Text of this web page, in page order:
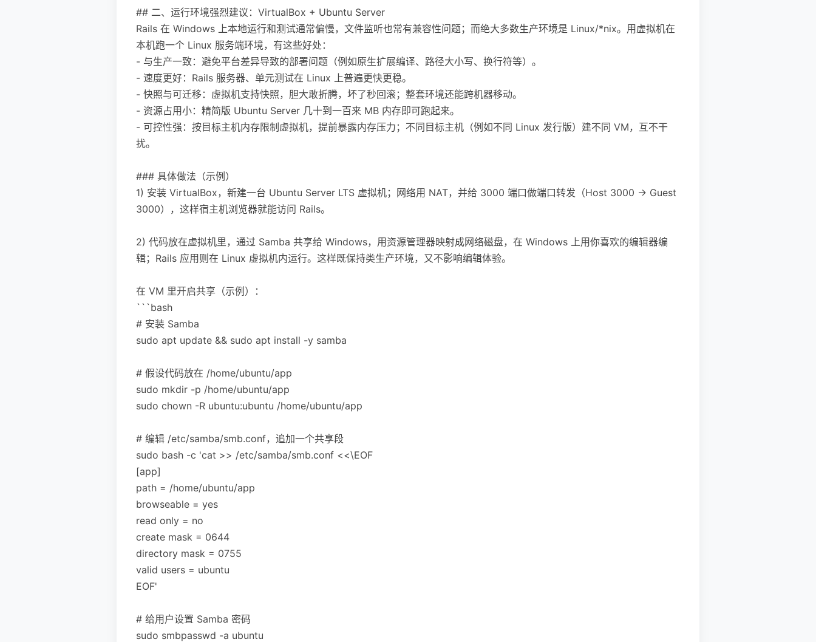
## 二、运行环境强烈建议：VirtualBox + Ubuntu Server
Rails 在 Windows 上本地运行和测试通常偏慢，文件监听也常有兼容性问题；而绝大多数生产环境是 Linux/*nix。用虚拟机在
本机跑一个 Linux 服务端环境，有这些好处：
- 与生产一致：避免平台差异导致的部署问题（例如原生扩展编译、路径大小写、换行符等）。
- 速度更好：Rails 服务器、单元测试在 Linux 上普遍更快更稳。
- 快照与可迁移：虚拟机支持快照，胆大敢折腾，坏了秒回滚；整套环境还能跨机器移动。
- 资源占用小：精简版 Ubuntu Server 几十到一百来 MB 内存即可跑起来。
- 可控性强：按目标主机内存限制虚拟机，提前暴露内存压力；不同目标主机（例如不同 Linux 发行版）建不同 VM，互不干
扰。
### 具体做法（示例）
1) 安装 VirtualBox，新建一台 Ubuntu Server LTS 虚拟机；网络用 NAT，并给 3000 端口做端口转发（Host 3000 → Guest
3000），这样宿主机浏览器就能访问 Rails。
2) 代码放在虚拟机里，通过 Samba 共享给 Windows，用资源管理器映射成网络磁盘，在 Windows 上用你喜欢的编辑器编
辑；Rails 应用则在 Linux 虚拟机内运行。这样既保持类生产环境，又不影响编辑体验。
在 VM 里开启共享（示例）：
```bash
# 安装 Samba
sudo apt update && sudo apt install -y samba
# 假设代码放在 /home/ubuntu/app
sudo mkdir -p /home/ubuntu/app
sudo chown -R ubuntu:ubuntu /home/ubuntu/app
# 编辑 /etc/samba/smb.conf，追加一个共享段
sudo bash -c 'cat >> /etc/samba/smb.conf <<\EOF
[app]
path = /home/ubuntu/app
browseable = yes
read only = no
create mask = 0644
directory mask = 0755
valid users = ubuntu
EOF'
# 给用户设置 Samba 密码
sudo smbpasswd -a ubuntu